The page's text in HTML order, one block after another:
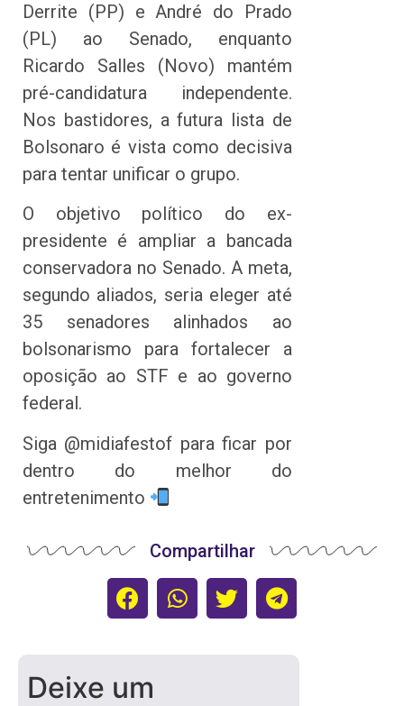
Derrite (PP) e André do Prado
(PL) ao Senado, enquanto
Ricardo Salles (Novo) mantém
pré-candidatura independente.
Nos bastidores, a futura lista de
Bolsonaro é vista como decisiva
para tentar unificar o grupo.
O objetivo político do ex-
presidente é ampliar a bancada
conservadora no Senado. A meta,
segundo aliados, seria eleger até
35 senadores alinhados ao
bolsonarismo para fortalecer a
oposição ao STF e ao governo
federal.
Siga @midiafestof para ficar por
dentro do melhor do
entretenimento
Compartilhar
Deixe um